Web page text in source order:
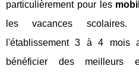
particulièrement pour les
les vacances scolaires.
l'établissement 3 à 4 mois
bénéficier des meilleurs